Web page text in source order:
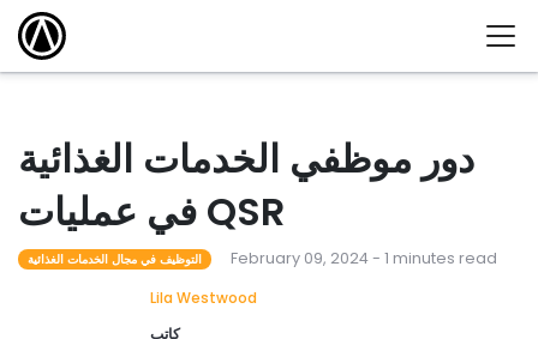
دور موظفي الخدمات الغذائية
في عمليات QSR
التوظيف في مجال الخدمات الغذائية
February 09, 2024 - 1 minutes read
Lila Westwood
كاتب